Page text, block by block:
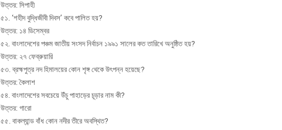
উত্তর: সিপাহী
৫১. ‘শহীদ বুদ্ধিজীবী দিবস’ কবে পালিত হয়?
উত্তর: ১৪ ডিসেম্বর
৫২. বাংলাদেশের পঞ্চম জাতীয় সংসদ নির্বাচন ১৯৯১ সালের কত তারিখে অনুষ্ঠিত হয়?
উত্তর: ২৭ ফেব্রুয়ারি
৫৩. ব্রহ্মপুত্র নদ হিমালয়ের কোন শৃঙ্গ থেকে উৎপন্ন হয়েছে?
উত্তর: কৈলাশ
৫৪. বাংলাদেশের সবচেয়ে উঁচু পাহাড়ের চূড়ার নাম কী?
উত্তর: গারো
৫৫. বাকল্যান্ড বাঁধ কোন নদীর তীরে অবস্থিত?